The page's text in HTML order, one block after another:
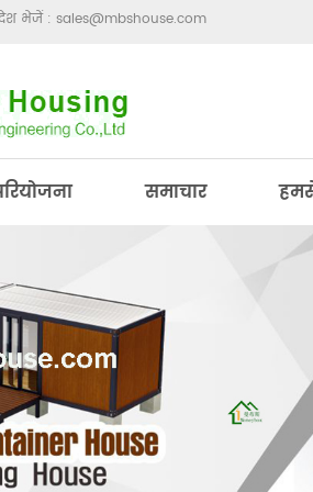
भेजें : sales@mbshouse.com
समाचार